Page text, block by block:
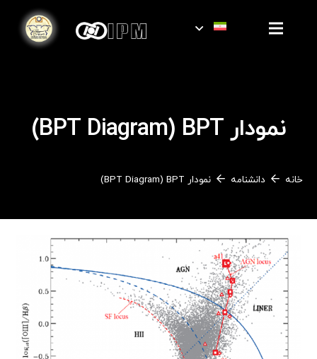
نمودار BPT Diagram) BPT)
خانه دانشنامه نمودار BPT Diagram) BPT)